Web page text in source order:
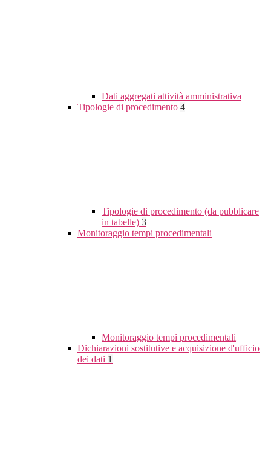
Dati aggregati attività amministrativa
Tipologie di procedimento 4
Tipologie di procedimento (da pubblicare
in tabelle) 3
Monitoraggio tempi procedimentali
Monitoraggio tempi procedimentali
Dichiarazioni sostitutive e acquisizione d'ufficio
dei dati 1